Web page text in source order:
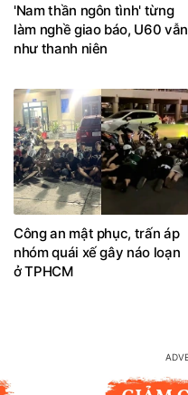
'Nam thần ngôn tình' từng
làm nghề giao báo, U60 vẫn
như thanh niên
Công an mật phục, trấn áp
nhóm quái xế gây náo loạn
ở TPHCM